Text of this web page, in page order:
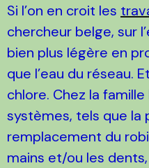
Si l’on en croit les
chercheur belge, sur
bien plus légère en
que l’eau du réseau.
chlore. Chez la
systèmes, tels que la
remplacement du
mains et/ou les